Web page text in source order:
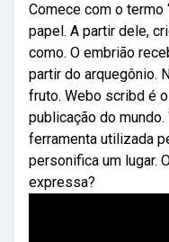
Comece com o termo
papel. A partir dele,
como. O embrião
partir do arquegônio.
fruto. Webo scribd é
publicação do
ferramenta utilizada
personifica um lugar.
expressa?